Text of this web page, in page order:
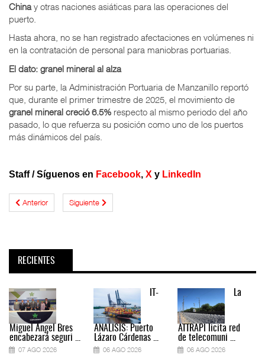
Chinay otras naciones asiáticas para las operaciones del
puerto.
Hasta ahora, no se han registrado afectaciones en volúmenes ni
en la contratación de personal para maniobras portuarias.
El dato: granel mineral al alza
Por su parte, la Administración Portuaria de Manzanillo reportó
que, durante el primer trimestre de 2025, el movimiento de
granel mineral creció 6.5% respecto al mismo periodo del año
pasado, lo que refuerza su posición como uno de los puertos
más dinámicos del país.
Staff /Síguenos en Facebook, X y LinkedIn
Anterior Siguiente
RECIENTES
Miguel Ángel Bres
encabezará seguri ...
07 AGO 2026
IT-
ANÁLISIS: Puerto
Lázaro Cárdenas ...
06 AGO 2026
La
ATTRAPI licita red
de telecomuni ...
06 AGO 2026